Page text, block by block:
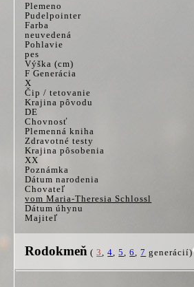
Plemeno
Pudelpointer
Farba
neuvedená
Pohlavie
pes
Výška (cm)
F Generácia
X
Čip / tetovanie
Krajina pôvodu
DE
Chovnosť
Plemenná kniha
Zdravotné testy
Krajina pôsobenia
XX
Poznámka
Dátum narodenia
Chovateľ
vom Maria-Theresia Schlossl
Dátum úhynu
Majiteľ
Rodokmeň (3,4,5,6,7 generácií)